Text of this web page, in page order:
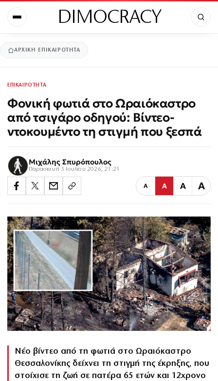
DIMOCRACY
ΑΡΧΙΚΉ ΕΠΙΚΑΙΡΟΤΗΤΑ
ΕΠΙΚΑΙΡΟΤΗΤΑ
Φονική φωτιά στο Ωραιόκαστρο
από τσιγάρο οδηγού: Βίντεο-
ντοκουμέντο τη στιγμή που ξεσπά
Μιχάλης Σπυρόπουλος
Παρασκευή 3 Ιουλίου 2026, 21:21
Α Α Α Α
Νέο βίντεο από τη φωτιά στο Ωραιόκαστρο
Θεσσαλονίκης δείχνει τη στιγμή της έκρηξης, που
στοίχισε τη ζωή σε πατέρα 65 ετών και 12χρονο